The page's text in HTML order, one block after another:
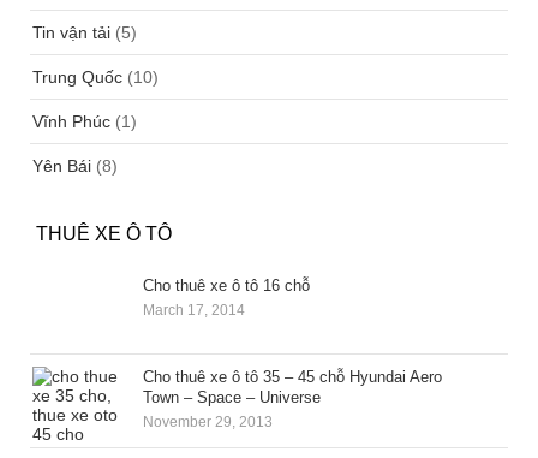
Tin vận tải (5)
Trung Quốc (10)
Vĩnh Phúc (1)
Yên Bái (8)
THUÊ XE Ô TÔ
Cho thuê xe ô tô 16 chỗ
March 17, 2014
Cho thuê xe ô tô 35 – 45 chỗ Hyundai Aero
Town – Space – Universe
November 29, 2013